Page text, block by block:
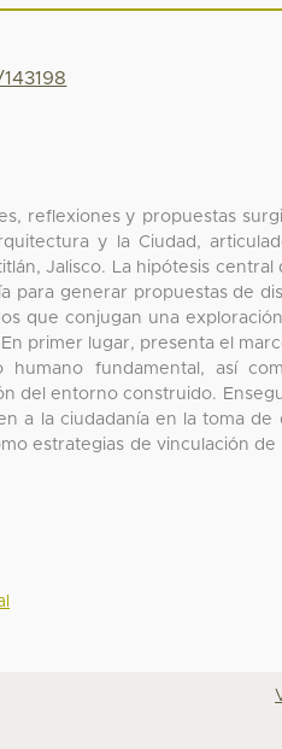
reflexiones y propuestas
y la Ciudad,
Jalisco. La hipótesis
para generar propuestas de
que conjugan una
primer lugar, presenta el
fundamental, así
del entorno construido.
a la ciudadanía en la toma de
estrategias de vinculación